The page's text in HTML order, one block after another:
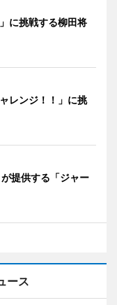
に挑戦する柳田将
レンジ！！」に挑
提供する「ジャー
ース